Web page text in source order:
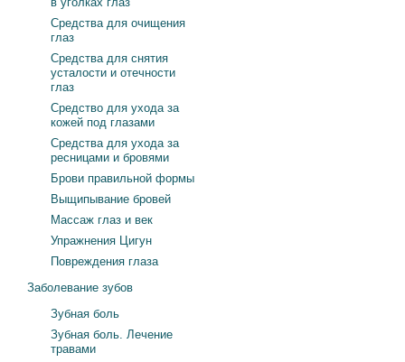
Средства для очищения
глаз
Средства для снятия
усталости и отечности
глаз
Средство для ухода за
кожей под глазами
Средства для ухода за
ресницами и бровями
Брови правильной формы
Выщипывание бровей
Массаж глаз и век
Упражнения Цигун
Повреждения глаза
Заболевание зубов
Зубная боль
Зубная боль. Лечение
травами